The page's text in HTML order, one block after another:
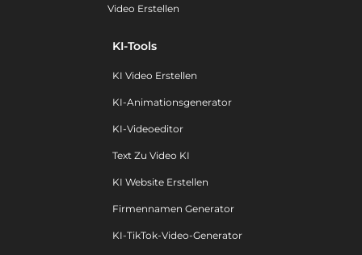
Video Erstellen
KI-Tools
KI Video Erstellen
KI-Animationsgenerator
KI-Videoeditor
Text Zu Video KI
KI Website Erstellen
Firmennamen Generator
KI-TikTok-Video-Generator